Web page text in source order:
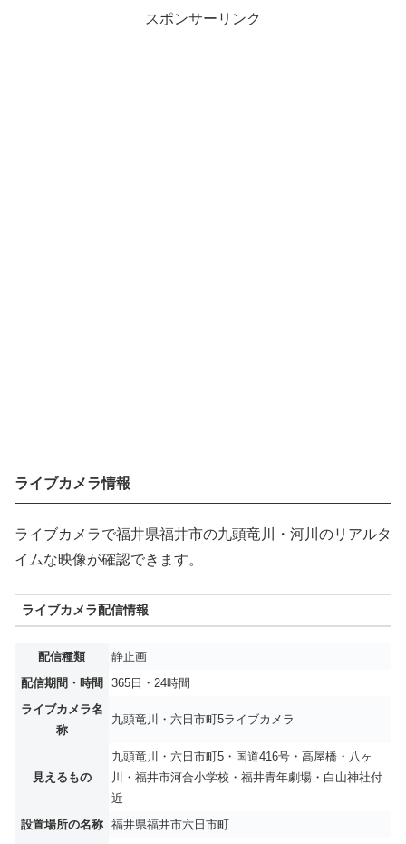
スポンサーリンク
ライブカメラ情報
ライブカメラで福井県福井市の九頭竜川・河川のリアルタ
イムな映像が確認できます。
ライブカメラ配信情報
配信種類
静止画
配信期間・時間
365日・24時間
ライブカメラ名
称
九頭竜川・六日市町5ライブカメラ
見えるもの
九頭竜川・六日市町5・国道416号・高屋橋・八ヶ
川・福井市河合小学校・福井青年劇場・白山神社付
近
設置場所の名称
福井県福井市六日市町